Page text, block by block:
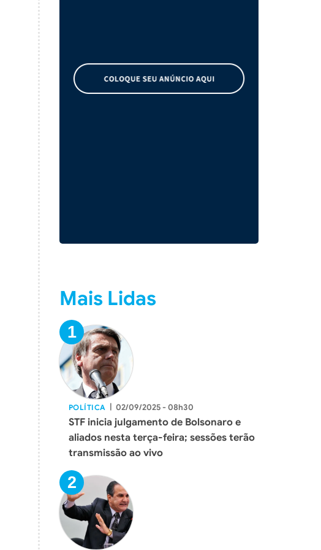
Mais Lidas
POLÍTICA | 02/09/2025 - 08h30
STF inicia julgamento de Bolsonaro e
aliados nesta terça-feira; sessões terão
transmissão ao vivo